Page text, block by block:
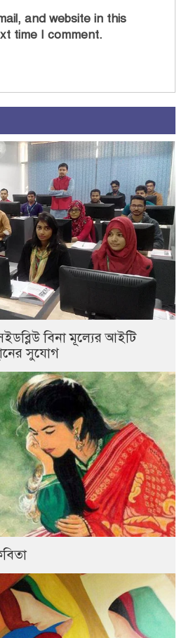
and website in this
time I comment.
বিনা মূল্যের আইটি
সুযোগ